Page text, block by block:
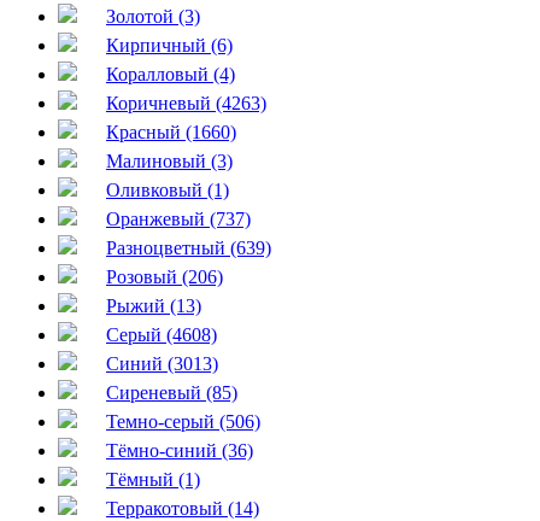
Золотой (3)
Кирпичный (6)
Коралловый (4)
Коричневый (4263)
Красный (1660)
Малиновый (3)
Оливковый (1)
Оранжевый (737)
Разноцветный (639)
Розовый (206)
Рыжий (13)
Серый (4608)
Синий (3013)
Сиреневый (85)
Темно-серый (506)
Тёмно-синий (36)
Тёмный (1)
Терракотовый (14)